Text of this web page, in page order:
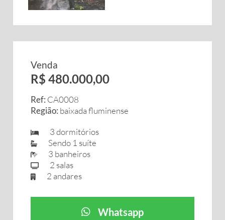
Venda
R$ 480.000,00
Ref: CA0008
Região: baixada fluminense
3 dormitórios
Sendo 1 suíte
3 banheiros
2 salas
2 andares
Whatsapp